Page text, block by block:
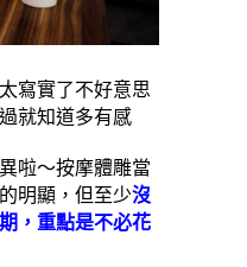
寫實了不好意思
就知道多有感
啦～按摩體雕當
明顯，但至少沒
，重點是不必花